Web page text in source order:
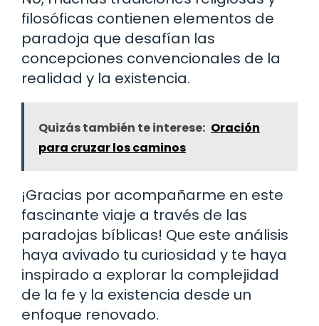
filosóficas contienen elementos de
paradoja que desafían las
concepciones convencionales de la
realidad y la existencia.
Quizás también te interese: Oración
para cruzar los caminos
¡Gracias por acompañarme en este
fascinante viaje a través de las
paradojas bíblicas! Que este análisis
haya avivado tu curiosidad y te haya
inspirado a explorar la complejidad
de la fe y la existencia desde un
enfoque renovado.